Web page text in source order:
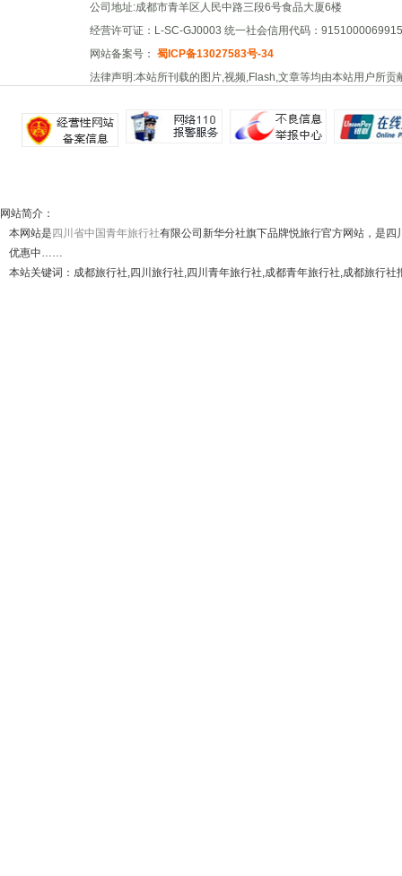
公司地址:成都市青羊区人民中路三段6号食品大厦6楼
经营许可证：L-SC-GJ0003 统一社会信用代码：
网站备案号： 蜀ICP备13027583号-34
法律声明:本站所刊载的图片,视频,Flash,文章等均由本站用户所
网站简介：
本网站是 四川省中国青年旅行社有限公司新华分社旗下品牌悦旅行官方网站，是
优惠中……
本站关键词：成都旅行社,四川旅行社,四川青年旅行社,成都青年旅行社,成都旅行